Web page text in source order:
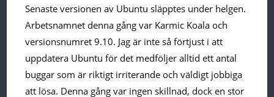
Senaste versionen av Ubuntu släpptes under helgen.
Arbetsnamnet denna gång var Karmic Koala och
versionsnumret 9.10. Jag är inte så förtjust i att
uppdatera Ubuntu för det medföljer alltid ett antal
buggar som är riktigt irriterande och väldigt jobbiga
att lösa. Denna gång var ingen skillnad, dock en stor